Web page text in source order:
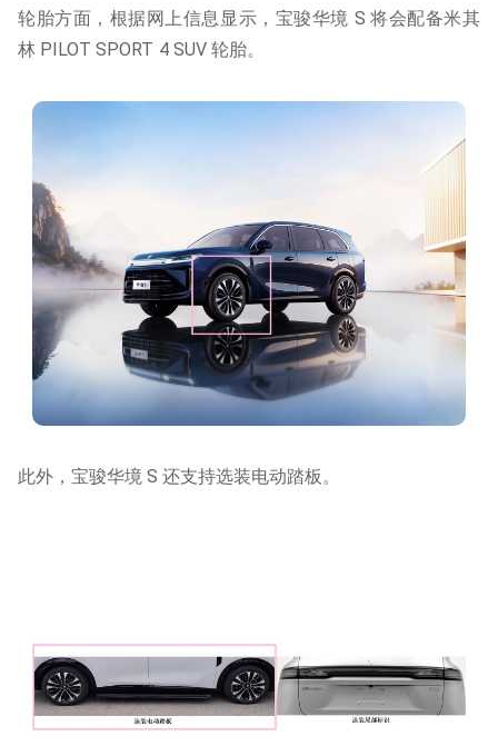
轮胎方面，根据网上信息显示，宝骏华境 S 将会配备米其
林 PILOT SPORT 4 SUV 轮胎。
此外，宝骏华境 S 还支持选装电动踏板。